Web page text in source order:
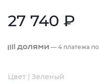
27 740 ₽
— 4 платежа по
Цвет | Зеленый